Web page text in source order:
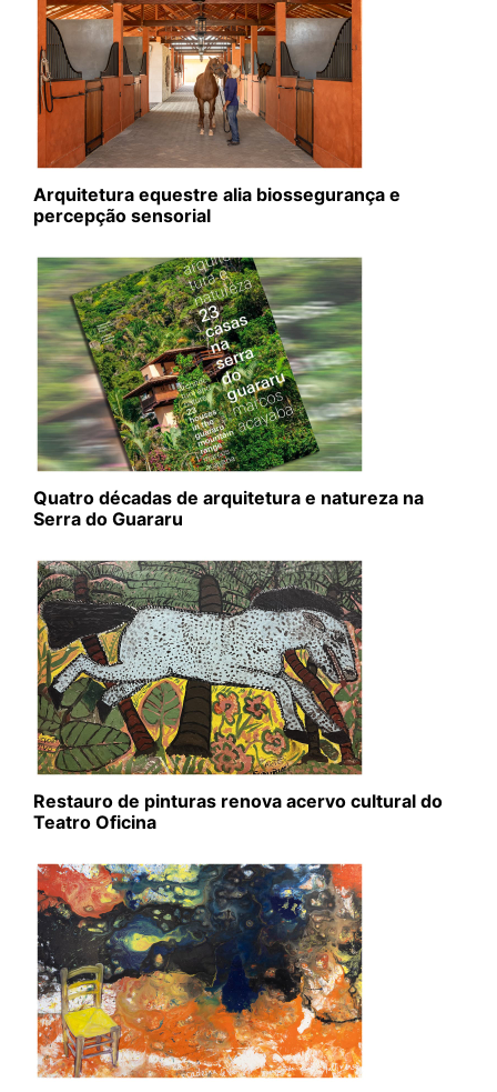
Arquitetura equestre alia biossegurança e
percepção sensorial
Quatro décadas de arquitetura e natureza na
Serra do Guararu
Restauro de pinturas renova acervo cultural do
Teatro Oficina